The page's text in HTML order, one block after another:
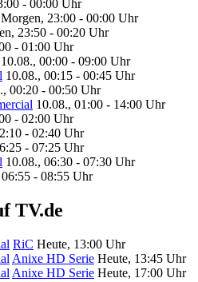
- 00:00 Uhr
Morgen, 23:00 - 00:00 Uhr
23:50 - 00:20 Uhr
- 01:00 Uhr
10.08., 00:00 - 09:00 Uhr
10.08., 00:15 - 00:45 Uhr
00:20 - 00:50 Uhr
10.08., 01:00 - 14:00 Uhr
- 02:00 Uhr
- 02:40 Uhr
- 07:25 Uhr
10.08., 06:30 - 07:30 Uhr
- 08:55 Uhr
TV.de
RiC Heute, 13:00 Uhr
Anixe HD Serie Heute, 13:45 Uhr
Anixe HD Serie Heute, 17:00 Uhr